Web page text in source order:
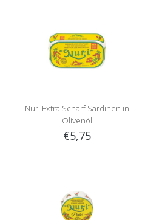
Nuri Extra Scharf Sardinen in
Olivenöl
€5,75